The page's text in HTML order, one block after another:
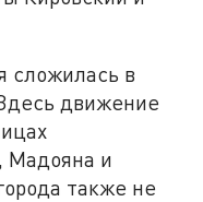
сложилась в
движение
Мадояна и
также не